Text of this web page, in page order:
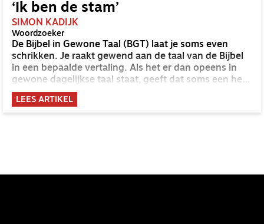
‘Ik ben de stam’
SIMON KADIJK
Woordzoeker
De Bijbel in Gewone Taal (BGT) laat je soms even
schrikken. Je raakt gewend aan de taal van de Bijbel
in een bepaalde vertaling. Als het er dan opeens in
gewone dagelijkse taal staat, geeft dat soms een heel
andere kijk op de tekst.
LEES ARTIKEL